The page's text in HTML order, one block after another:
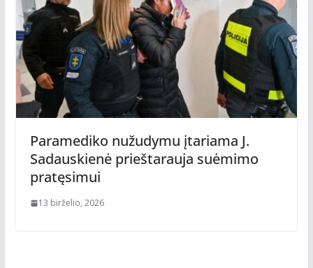
Paramediko nužudymu įtariama J.
Sadauskienė prieštarauja suėmimo
pratęsimui
13 birželio, 2026